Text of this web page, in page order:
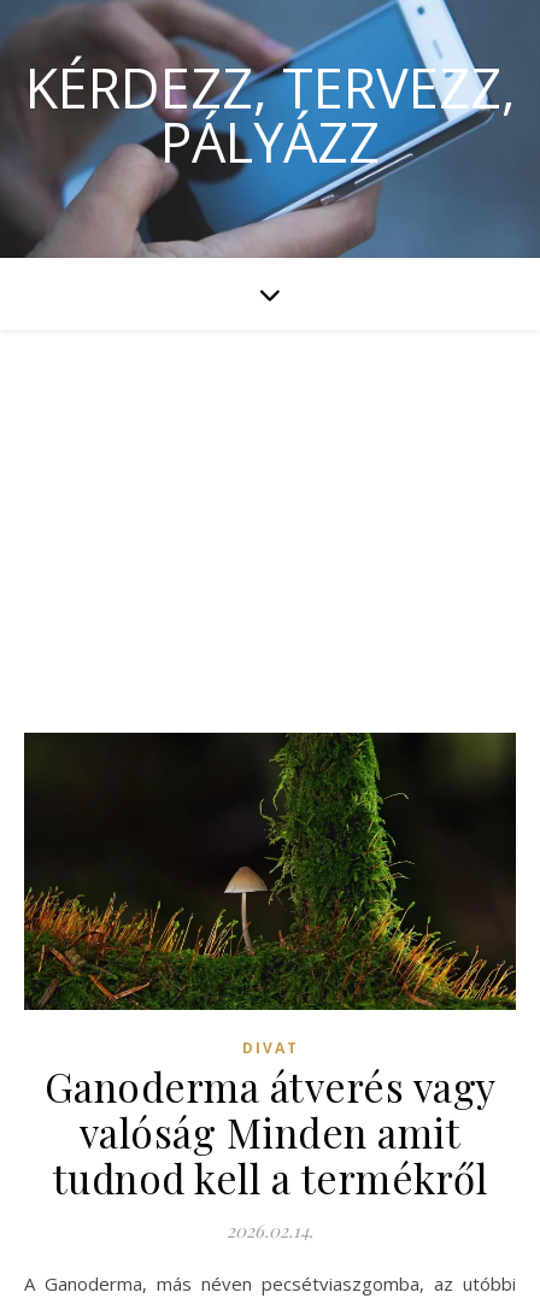
KÉRDEZZ, TERVEZZ,
PÁLYÁZZ
DIVAT
Ganoderma átverés vagy
valóság Minden amit
tudnod kell a termékről
2026.02.14.
A Ganoderma, más néven pecsétviaszgomba, az utóbbi